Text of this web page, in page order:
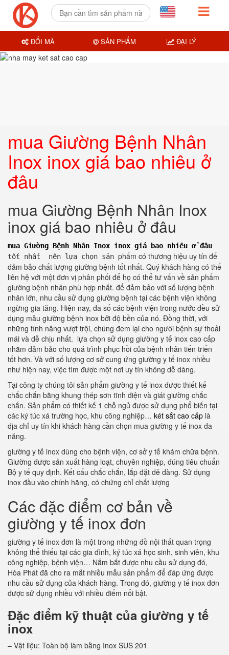
mua Giường Bệnh Nhân
Inox inox giá bao nhiêu ở
đâu
mua Giường Bệnh Nhân Inox
inox giá bao nhiêu ở đâu
mua Giường Bệnh Nhân Inox inox giá bao nhiêu ở đâu
tốt nhất nên lựa chọn sản phẩm có thương hiệu uy tín để
đảm bảo chất lượng giường bệnh tốt nhất. Quý khách hàng có thể
liên hệ với một đơn vị phân phối để họ có thể tư vấn về sản phẩm
giường bệnh nhân phù hợp nhất. để đảm bảo với số lượng bệnh
nhân lớn, nhu cầu sử dụng giường bệnh tại các bệnh viện không
ngừng gia tăng. Hiện nay, đa số các bệnh viện trong nước đều sử
dụng mẫu giường bệnh inox bởi độ bền của nó. Đồng thời, với
những tính năng vượt trội, chúng đem lại cho người bệnh sự thoải
mái và dễ chịu nhất. lựa chọn sử dụng giường y tế inox cao cấp
nhằm đảm bảo cho quá trình phục hồi của bệnh nhân tiến triển
tốt hơn. Và với số lượng cơ sở cung ứng giường y tế inox nhiều
như hiện nay, việc tìm được một nơi uy tín không dễ dàng.
Tại công ty chúng tôi sản phẩm giường y tế inox được thiết kế
chắc chắn bằng khung thép sơn tĩnh điện và giát giường chắc
chắn. Sản phẩm có thiết kế 1 chỗ ngủ được sử dụng phổ biến tại
các ký túc xá trường học, khu công nghiệp… két sắt cao cấp là
địa chỉ uy tín khi khách hàng cần chọn mua giường y tế inox đa
năng.
giường y tế inox dùng cho bệnh viện, cơ sở y tế khám chữa bệnh.
Giường được sản xuất hàng loạt, chuyên nghiệp, đúng tiêu chuẩn
Bộ y tế quy định. Kết cấu chắc chắn, lắp đặt dễ dàng. Sử dụng
inox đầu vào chính hãng, có chứng chỉ chất lượng
Các đặc điểm cơ bản về
giường y tế inox đơn
giường y tế inox đơn là một trong những đồ nội thất quan trọng
không thể thiếu tại các gia đình, ký túc xá học sinh, sinh viên, khu
công nghiệp, bệnh viện… Nắm bắt được nhu cầu sử dụng đó,
Hòa Phát đã cho ra mắt nhiều mẫu sản phẩm để đáp ứng được
nhu cầu sử dụng của khách hàng. Trong đó, giường y tế inox đơn
được sử dụng nhiều với nhiều điểm nổi bật.
Đặc điểm kỹ thuật của giường y tế
inox
– Vật liệu: Toàn bộ làm bằng Inox SUS 201
ĐỔI MÃ SẢN PHẨM ĐẠI LÝ